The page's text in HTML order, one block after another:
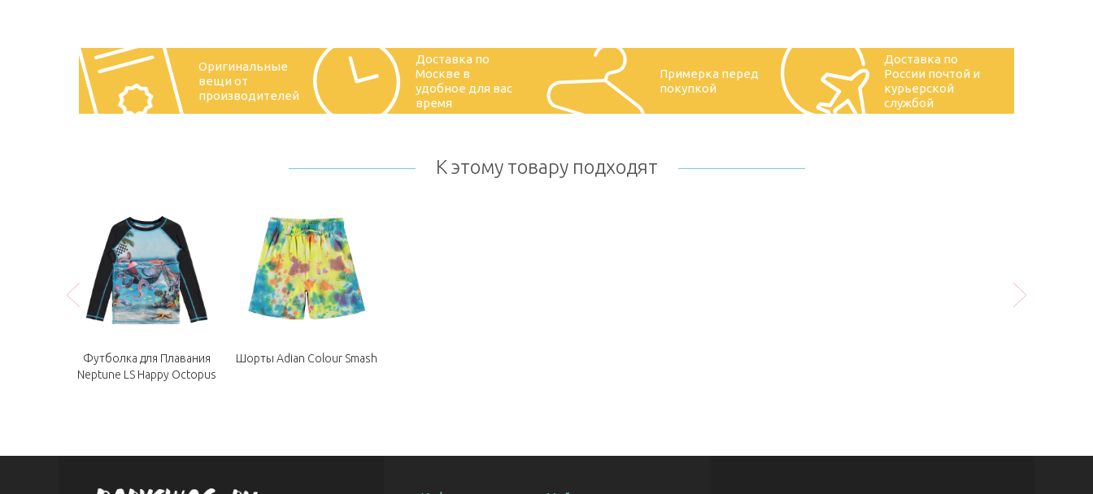
Оригинальные
вещи от
производителей
Доставка по
Москве в
удобное для вас
время
Примерка перед
покупкой
Доставка по
России почтой и
курьерской
службой
К этому товару подходят
Футболка для Плавания
Neptune LS Happy Octopus
Шорты Adian Colour Smash